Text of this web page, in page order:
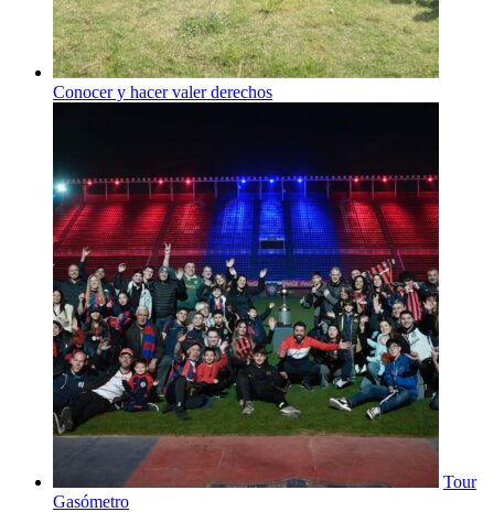
Conocer y hacer valer derechos
Tour
Gasómetro